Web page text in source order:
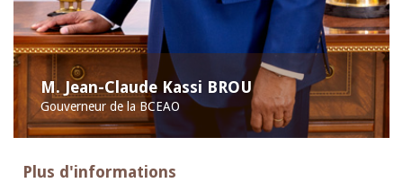
M. Jean-Claude Kassi BROU
Gouverneur de la BCEAO
Plus d'informations